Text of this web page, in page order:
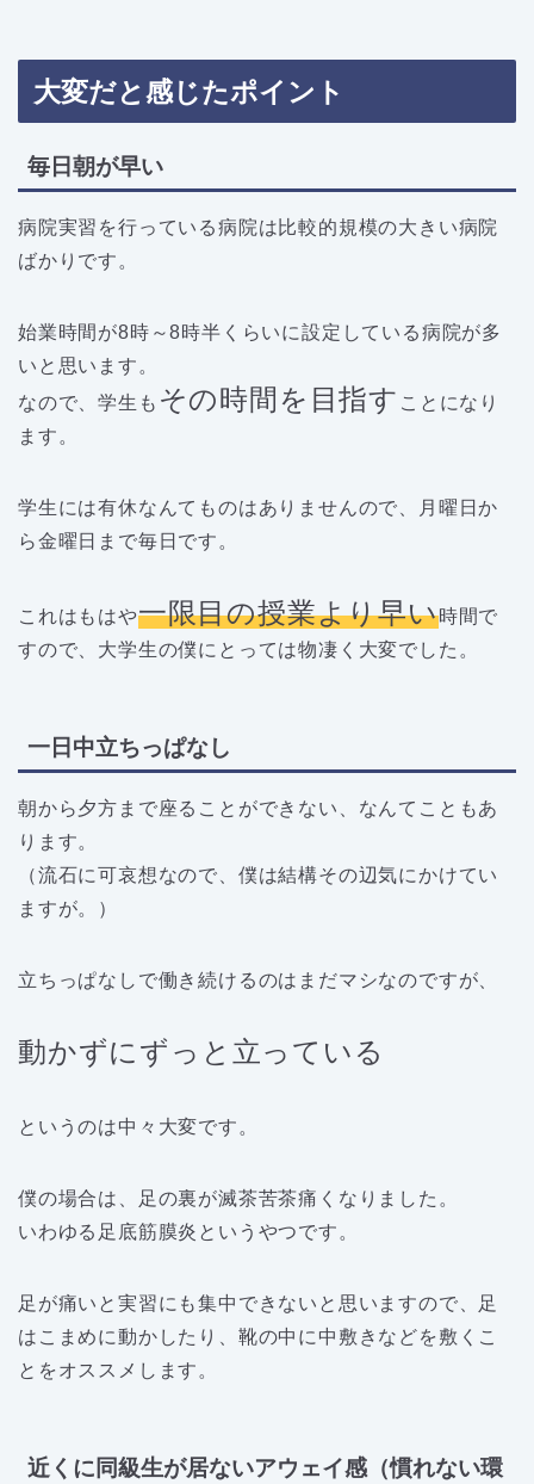
大変だと感じたポイント
毎日朝が早い
病院実習を行っている病院は比較的規模の大きい病院
ばかりです。
始業時間が8時～8時半くらいに設定している病院が多
いと思います。
なので、学生も その時間を目指す ことになり
ます。
学生には有休なんてものはありませんので、月曜日か
ら金曜日まで毎日です。
これはもはや一限目の授業より早い時間で
すので、大学生の僕にとっては物凄く大変でした。
一日中立ちっぱなし
朝から夕方まで座ることができない、なんてこともあ
ります。
（流石に可哀想なので、僕は結構その辺気にかけてい
ますが。）
立ちっぱなしで働き続けるのはまだマシなのですが、
動かずにずっと立っている
というのは中々大変です。
僕の場合は、足の裏が滅茶苦茶痛くなりました。
いわゆる足底筋膜炎というやつです。
足が痛いと実習にも集中できないと思いますので、足
はこまめに動かしたり、靴の中に中敷きなどを敷くこ
とをオススメします。
近くに同級生が居ないアウェイ感（慣れない環